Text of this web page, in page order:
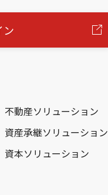
ン
不動産ソリューション
資産承継ソリューション
資本ソリューション